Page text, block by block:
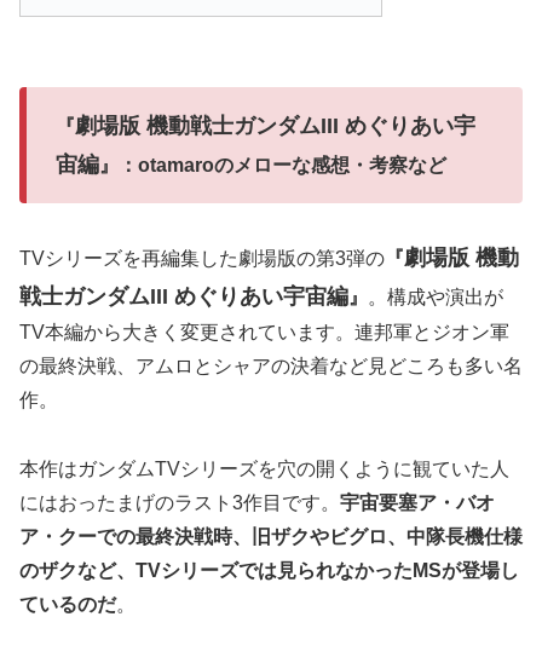
『劇場版 機動戦士ガンダムIII めぐりあい宇
宙編 』：otamaroのメローな感想・考察など
TVシリーズを再編集した劇場版の第3弾の 『劇場版 機動
戦士ガンダムIII めぐりあい宇宙編 』
。構成や演出が
TV本編から大きく変更されています。連邦軍とジオン軍
の最終決戦、アムロとシャアの決着など見どころも多い名
作。
本作はガンダムTVシリーズを穴の開くように観ていた人
にはおったまげのラスト3作目です。 宇宙要塞ア・バオ
ア・クーでの最終決戦時、旧ザクやビグロ、中隊長機仕様
のザクなど、TVシリーズでは見られなかったMSが登場し
ているのだ。